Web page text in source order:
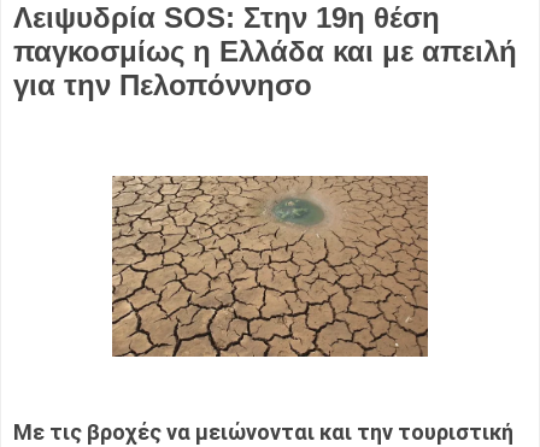
Λειψυδρία SOS: Στην 19η θέση
παγκοσμίως η Ελλάδα και με απειλή
για την Πελοπόννησο
Με τις βροχές να μειώνονται και την τουριστική